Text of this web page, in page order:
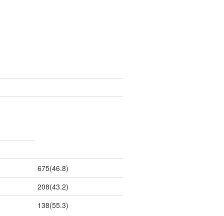
675(46.8)
208(43.2)
138(55.3)